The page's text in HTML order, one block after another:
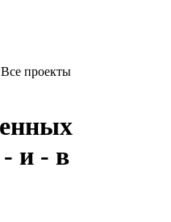
Все проекты
и - в